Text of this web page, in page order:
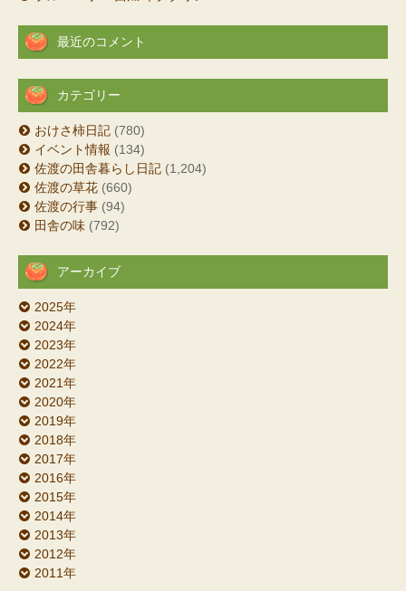
最近のコメント
カテゴリー
おけさ柿日記 (780)
イベント情報 (134)
佐渡の田舎暮らし日記 (1,204)
佐渡の草花 (660)
佐渡の行事 (94)
田舎の味 (792)
アーカイブ
2025年
2024年
2023年
2022年
2021年
2020年
2019年
2018年
2017年
2016年
2015年
2014年
2013年
2012年
2011年